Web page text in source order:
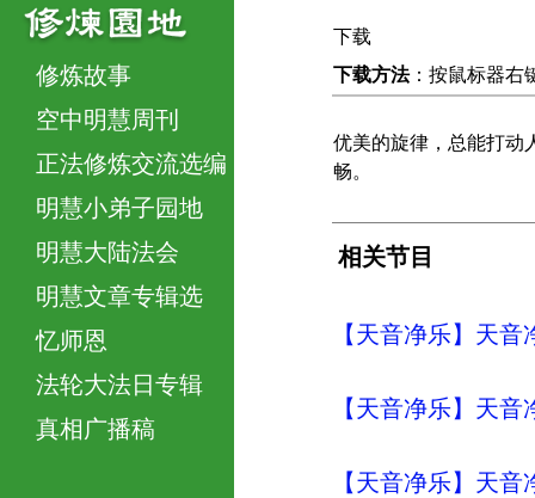
修炼故事
空中明慧周刊
正法修炼交流选编
明慧小弟子园地
明慧大陆法会
明慧文章专辑选
忆师恩
法轮大法日专辑
真相广播稿
下载
下载方法：按鼠标器右
优美的旋律，总能打动
畅。
相关节目
【天音净乐】天
【天音净乐】天
【天音净乐】天